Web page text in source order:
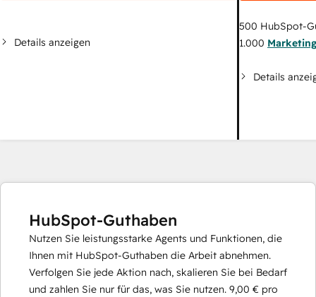
Details anzeigen
500 HubSpot-
1.000
Details
HubSpot-Guthaben
Nutzen Sie leistungsstarke Agents und Funktionen, die
Ihnen mit HubSpot-Guthaben die Arbeit abnehmen.
Verfolgen Sie jede Aktion nach, skalieren Sie bei Bedarf
und zahlen Sie nur für das, was Sie nutzen. 9,00 € pro